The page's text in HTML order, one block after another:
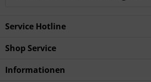
Service Hotline
Shop Service
Informationen